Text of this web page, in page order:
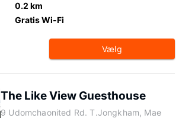
0.2 km
Gratis Wi-Fi
Vælg
The Like View Guesthouse
9 Udomchaonited Rd. T.Jongkham, Mae